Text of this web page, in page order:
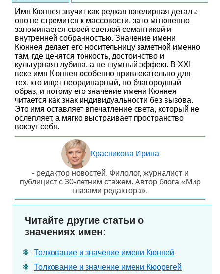
Имя Кюннея звучит как редкая ювелирная деталь:
оно не стремится к массовости, зато мгновенно
запоминается своей светлой семантикой и
внутренней собранностью. Значение имени
Кюннея делает его носительницу заметной именно
там, где ценятся тонкость, достоинство и
культурная глубина, а не шумный эффект. В XXI
веке имя Кюннея особенно привлекательно для
тех, кто ищет неординарный, но благородный
образ, и потому его значение имени Кюннея
читается как знак индивидуальности без вызова.
Это имя оставляет впечатление света, который не
ослепляет, а мягко выстраивает пространство
вокруг себя.
Красникова Ирина
- редактор новостей. Филолог, журналист и
публицист с 30-летним стажем. Автор блога «Мир
глазами редактора».
Читайте другие статьи о
значениях имен:
Толкование и значение имени Кюнней
Толкование и значение имени Кюорегей